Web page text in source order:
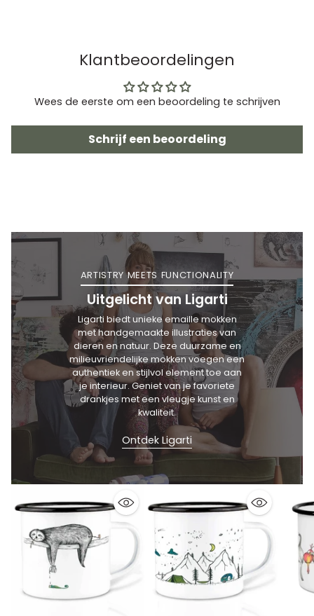
Klantbeoordelingen
Wees de eerste om een beoordeling te schrijven
Schrijf een beoordeling
ARTISTRY MEETS FUNCTIONALITY
Uitgelicht van Ligarti
Ligarti biedt unieke emaille mokken
met handgemaakte illustraties van
dieren en natuur. Deze duurzame en
milieuvriendelijke mokken voegen een
authentiek en stijlvol element toe aan
je interieur. Geniet van je favoriete
drankjes met een vleugje kunst en
kwaliteit.
Ontdek Ligarti